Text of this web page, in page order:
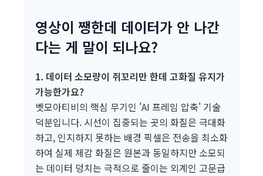
영상이 쨍한데 데이터가 안 나간
다는 게 말이 되나요?
1. 데이터 소모량이 쥐꼬리만 한데 고화질 유지가
가능한가요?
벳모아티비의 핵심 무기인 'AI 프레임 압축' 기술
덕분입니다. 시선이 집중되는 곳의 화질은 극대화
하고, 인지하지 못하는 배경 픽셀은 전송을 최소화
하여 실제 체감 화질은 원본과 동일하지만 소모되
는 데이터 덩치는 극적으로 줄이는 외계인 고문급